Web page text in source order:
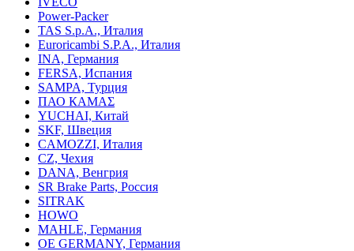
Power-Packer
TAS S.p.A., Италия
Euroricambi S.P.A., Италия
INA, Германия
FERSA, Испания
SAMPA, Турция
ПАО КАМАΣ
YUCHAI, Китай
SKF, Швеция
CAMOZZI, Италия
CZ, Чехия
DANA, Венгрия
SR Brake Parts, Россия
SITRAK
HOWO
MAHLE, Германия
OE GERMANY, Германия